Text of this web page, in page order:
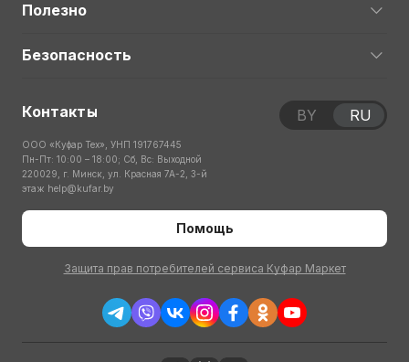
Полезно
Безопасность
Контакты
ООО «Куфар Тех», УНП 191767445
Пн-Пт: 10:00 – 18:00; Сб, Вс: Выходной
220029, г. Минск, ул. Красная 7А-2, 3-й
этаж help@kufar.by
Помощь
Защита прав потребителей сервиса Куфар Маркет
BY RU